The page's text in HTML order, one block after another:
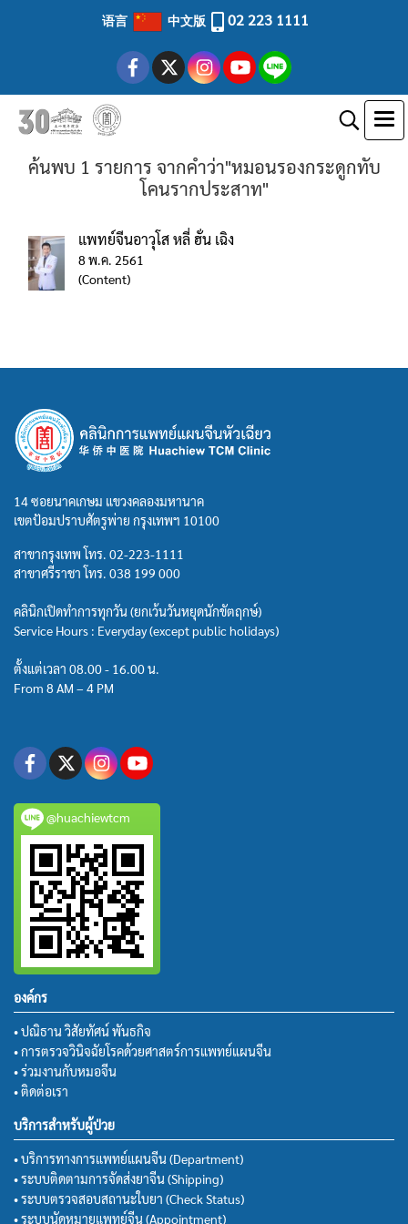
语言 中文版 02 223 1111
ค้นพบ 1 รายการ จากคำว่า"หมอนรองกระดูกทับ
โคนรากประสาท"
แพทย์จีนอาวุโส หลี่ ฮั่น เฉิง
8 พ.ค. 2561
(Content)
14 ซอยนาคเกษม แขวงคลองมหานาค
เขตป้อมปราบศัตรูพ่าย กรุงเทพฯ 10100
สาขากรุงเทพ โทร. 02-223-1111
สาขาศรีราชา โทร. 038 199 000
คลินิกเปิดทำการทุกวัน (ยกเว้นวันหยุดนักขัตฤกษ์)
Service Hours : Everyday (except public holidays)
ตั้งแต่เวลา 08.00 - 16.00 น.
From 8 AM – 4 PM
@huachiewtcm
องค์กร
• ปณิธาน วิสัยทัศน์ พันธกิจ
• การตรวจวินิจฉัยโรคด้วยศาสตร์การแพทย์แผนจีน
• ร่วมงานกับหมอจีน
• ติดต่อเรา
บริการสำหรับผู้ป่วย
• บริการทางการแพทย์แผนจีน (Department)
• ระบบติดตามการจัดส่งยาจีน (Shipping)
• ระบบตรวจสอบสถานะใบยา (Check Status)
• ระบบนัดหมายแพทย์จีน (Appointment)